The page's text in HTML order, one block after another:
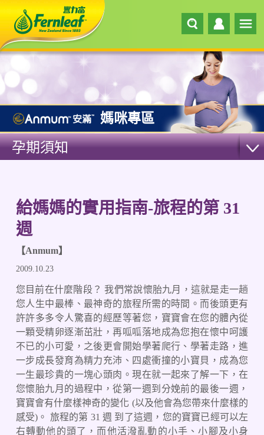
媽咪專區
孕期須知
給媽媽的實用指南-旅程的第 31
週
【Anmum】
2009.10.23
您目前在什麼階段？ 我們常說懷胎九月，這就是走一趟
您人生中最棒、最神奇的旅程所需的時間。而後頭更有
許許多多令人驚喜的經歷等著您，寶寶會在您的體內從
一顆受精卵逐漸茁壯，再呱呱落地成為您抱在懷中呵護
不已的小可愛，之後更會開始學著爬行、學著走路，進
一步成長發育為精力充沛、四處衝撞的小寶貝，成為您
一生最珍貴的一塊心頭肉。現在就一起來了解一下，在
您懷胎九月的過程中，從第一週到分娩前的最後一週，
寶寶會有什麼樣神奇的變化 (以及他會為您帶來什麼樣的
感受)。 旅程的第 31 週 到了這週，您的寶寶已經可以左
右轉動他的頭了，而他活潑亂動的小手、小腳及小身